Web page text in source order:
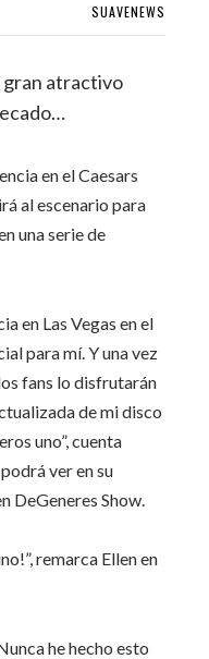
SUAVENEWS
gran atractivo
en el Caesars
al escenario para
una serie de
en Las Vegas en el
para mí. Y una vez
fans lo disfrutarán
de mi disco
uno”, cuenta
ver en su
DeGeneres Show.
remarca Ellen en
he hecho esto